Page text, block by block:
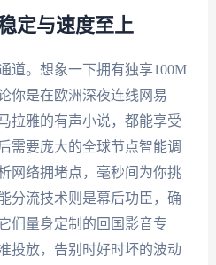
定与速度至上
道。想象一下拥有独享100M
你是在欧洲深夜连线网易
拉雅的有声小说，都能享受
需要庞大的全球节点智能调
网络拥堵点，毫秒间为你挑
分流技术则是幕后功臣，确
们量身定制的回国影音专
投放，告别时好时坏的波动